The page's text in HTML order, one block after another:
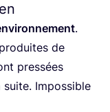
.
de
pres­sées
Impos­sible